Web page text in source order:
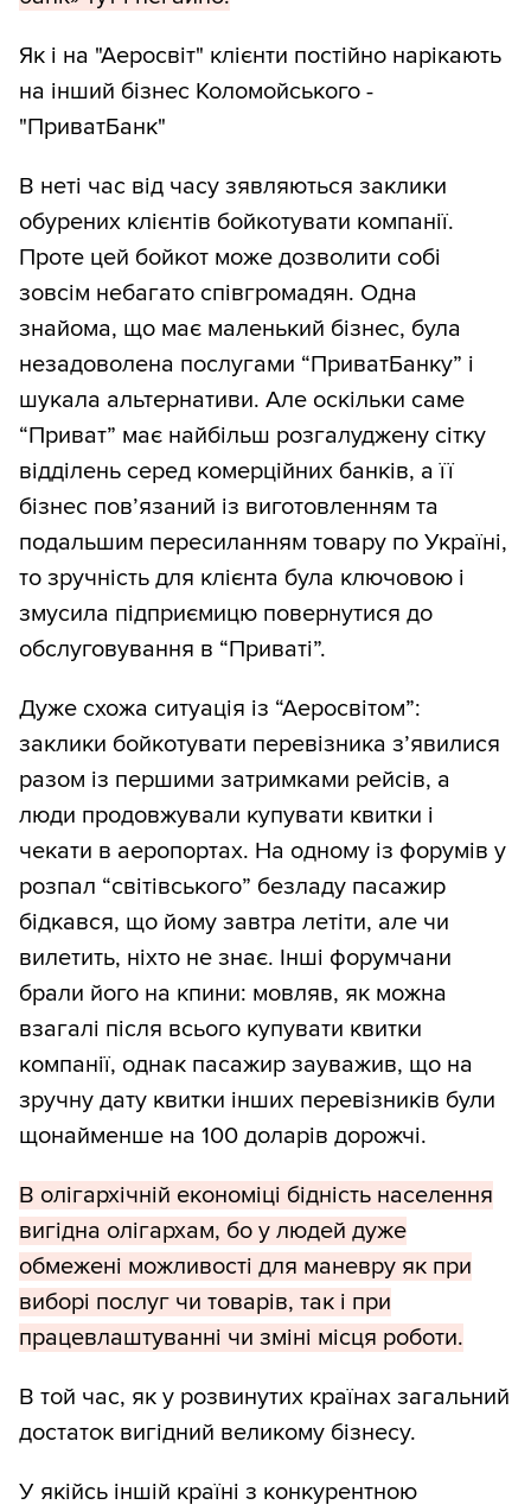
Як і на "Аеросвіт" клієнти постійно нарікають
на інший бізнес Коломойського -
"ПриватБанк"
В неті час від часу зявляються заклики
обурених клієнтів бойкотувати компанії.
Проте цей бойкот може дозволити собі
зовсім небагато співгромадян. Одна
знайома, що має маленький бізнес, була
незадоволена послугами “ПриватБанку” і
шукала альтернативи. Але оскільки саме
“Приват” має найбільш розгалуджену сітку
відділень серед комерційних банків, а її
бізнес пов’язаний із виготовленням та
подальшим пересиланням товару по Україні,
то зручність для клієнта була ключовою і
змусила підприємицю повернутися до
обслуговування в “Приваті”.
Дуже схожа ситуація із “Аеросвітом”:
заклики бойкотувати перевізника з’явилися
разом із першими затримками рейсів, а
люди продовжували купувати квитки і
чекати в аеропортах. На одному із форумів у
розпал “світівського” безладу пасажир
бідкався, що йому завтра летіти, але чи
вилетить, ніхто не знає. Інші форумчани
брали його на кпини: мовляв, як можна
взагалі після всього купувати квитки
компанії, однак пасажир зауважив, що на
зручну дату квитки інших перевізників були
щонайменше на 100 доларів дорожчі.
В олігархічній економіці бідність населення
вигідна олігархам, бо у людей дуже
обмежені можливості для маневру як при
виборі послуг чи товарів, так і при
працевлаштуванні чи зміні місця роботи.
В той час, як у розвинутих країнах загальний
достаток вигідний великому бізнесу.
У якійсь іншій країні з конкурентною